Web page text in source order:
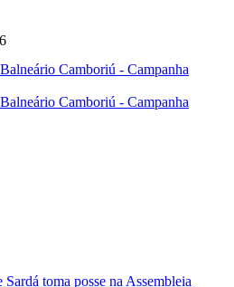
toma posse na Assembleia